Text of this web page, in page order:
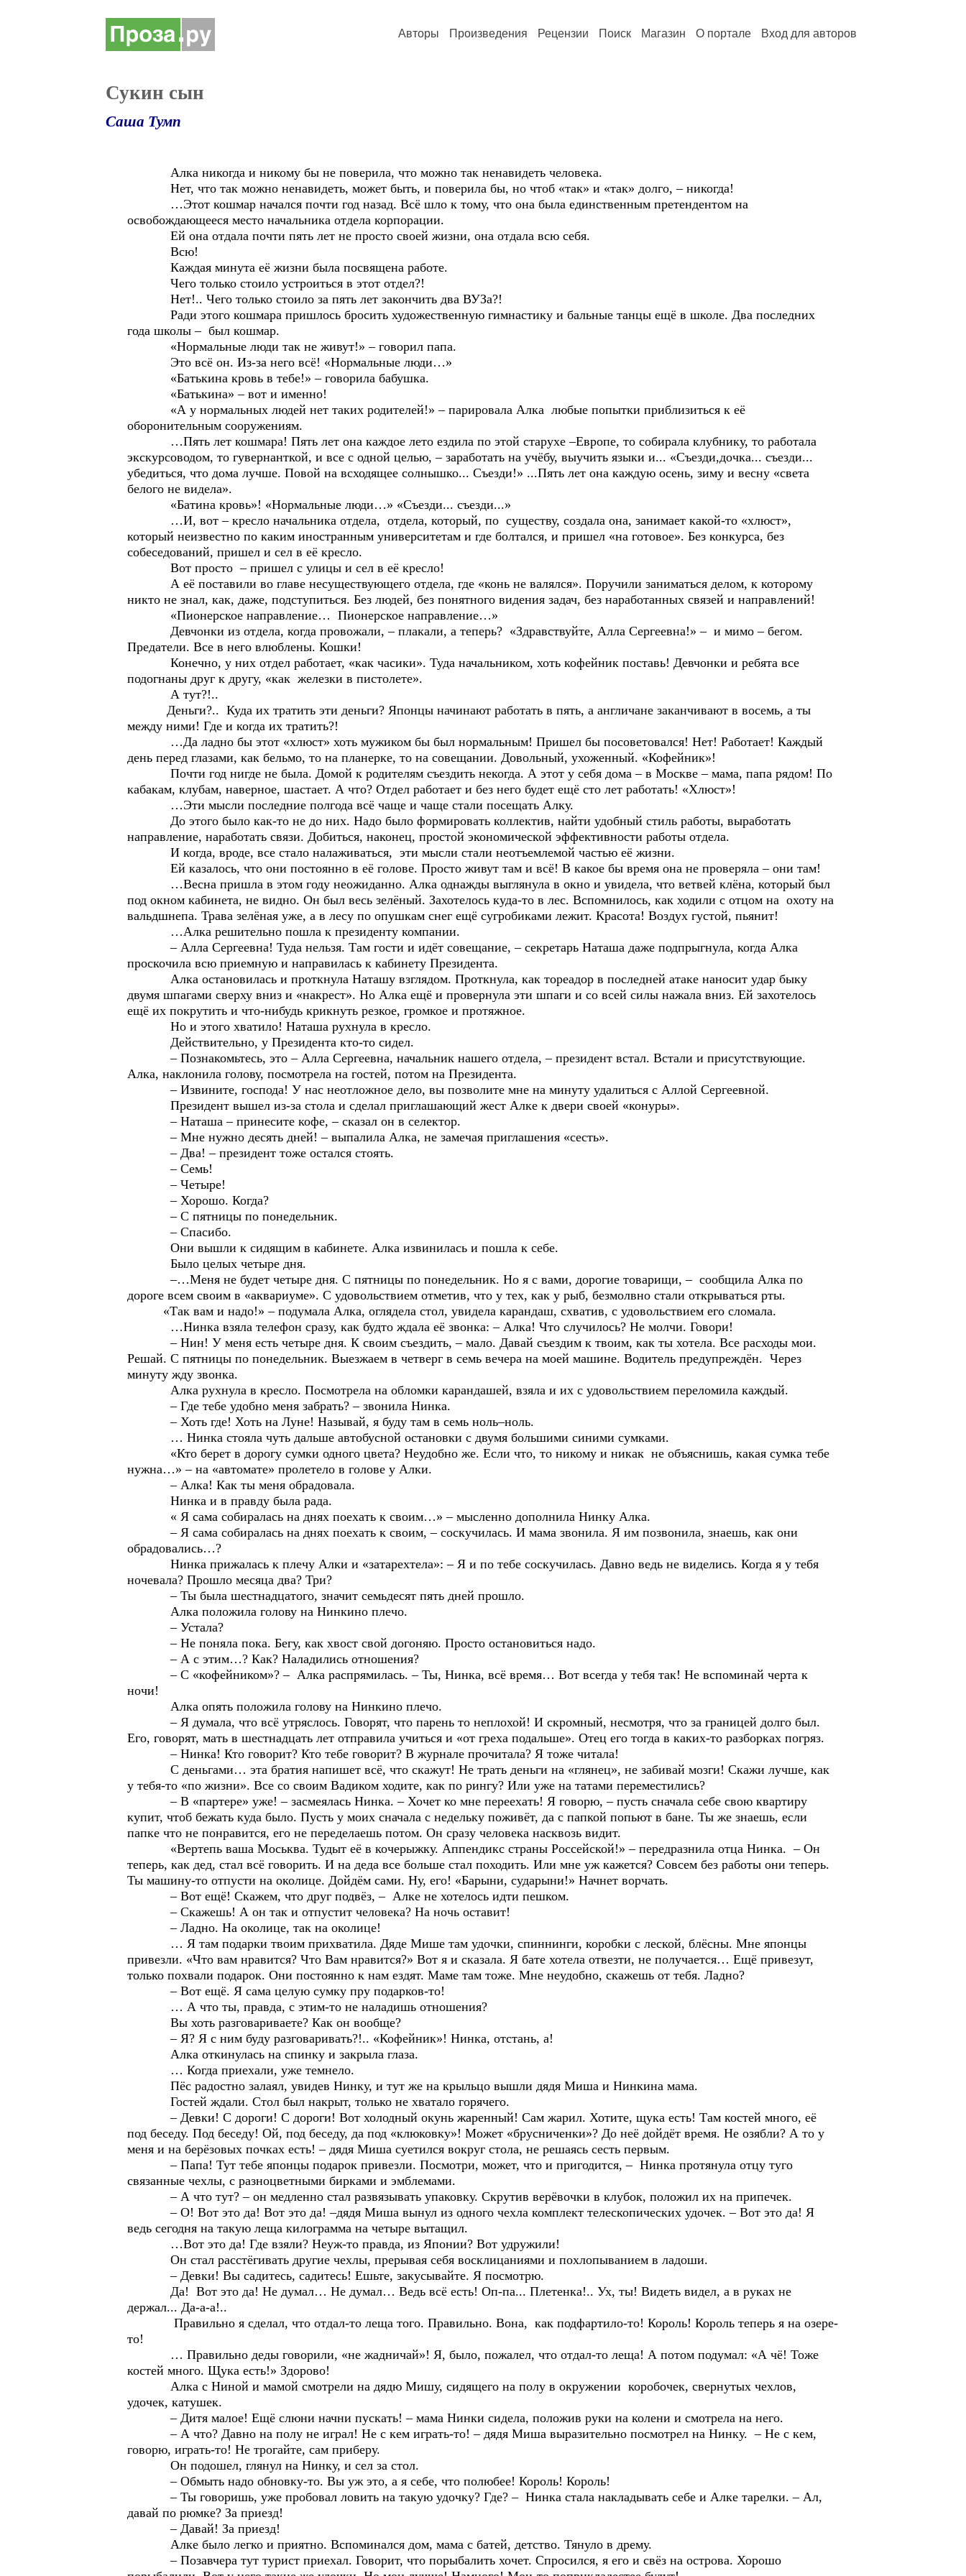
Авторы Произведения Рецензии Поиск Магазин О портале Вход для авторов
Сукин сын
Саша Тумп
Алка никогда и никому бы не поверила, что можно так ненавидеть человека.
Нет, что так можно ненавидеть, может быть, и поверила бы, но чтоб «так» и «так» долго, – никогда!
…Этот кошмар начался почти год назад. Всё шло к тому, что она была единственным претендентом на
освобождающееся место начальника отдела корпорации.
Ей она отдала почти пять лет не просто своей жизни, она отдала всю себя.
Всю!
Каждая минута её жизни была посвящена работе.
Чего только стоило устроиться в этот отдел?!
Нет!.. Чего только стоило за пять лет закончить два ВУЗа?!
Ради этого кошмара пришлось бросить художественную гимнастику и бальные танцы ещё в школе. Два последних
года школы – был кошмар.
«Нормальные люди так не живут!» – говорил папа.
Это всё он. Из-за него всё! «Нормальные люди…»
«Батькина кровь в тебе!» – говорила бабушка.
«Батькина» – вот и именно!
«А у нормальных людей нет таких родителей!» – парировала Алка любые попытки приблизиться к её
оборонительным сооружениям.
…Пять лет кошмара! Пять лет она каждое лето ездила по этой старухе –Европе, то собирала клубнику, то работала
экскурсоводом, то гувернанткой, и все с одной целью, – заработать на учёбу, выучить языки и... «Съезди,дочка... съезди...
убедиться, что дома лучше. Повой на всходящее солнышко... Съезди!» ...Пять лет она каждую осень, зиму и весну «света
белого не видела».
«Батина кровь»! «Нормальные люди…» «Съезди... съезди...»
…И, вот – кресло начальника отдела, отдела, который, по существу, создала она, занимает какой-то «хлюст»,
который неизвестно по каким иностранным университетам и где болтался, и пришел «на готовое». Без конкурса, без
собеседований, пришел и сел в её кресло.
Вот просто – пришел с улицы и сел в её кресло!
А её поставили во главе несуществующего отдела, где «конь не валялся». Поручили заниматься делом, к которому
никто не знал, как, даже, подступиться. Без людей, без понятного видения задач, без наработанных связей и направлений!
«Пионерское направление… Пионерское направление…»
Девчонки из отдела, когда провожали, – плакали, а теперь? «Здравствуйте, Алла Сергеевна!» – и мимо – бегом.
Предатели. Все в него влюблены. Кошки!
Конечно, у них отдел работает, «как часики». Туда начальником, хоть кофейник поставь! Девчонки и ребята все
подогнаны друг к другу, «как железки в пистолете».
А тут?!..
Деньги?.. Куда их тратить эти деньги? Японцы начинают работать в пять, а англичане заканчивают в восемь, а ты
между ними! Где и когда их тратить?!
…Да ладно бы этот «хлюст» хоть мужиком бы был нормальным! Пришел бы посоветовался! Нет! Работает! Каждый
день перед глазами, как бельмо, то на планерке, то на совещании. Довольный, ухоженный. «Кофейник»!
Почти год нигде не была. Домой к родителям съездить некогда. А этот у себя дома – в Москве – мама, папа рядом! По
кабакам, клубам, наверное, шастает. А что? Отдел работает и без него будет ещё сто лет работать! «Хлюст»!
…Эти мысли последние полгода всё чаще и чаще стали посещать Алку.
До этого было как-то не до них. Надо было формировать коллектив, найти удобный стиль работы, выработать
направление, наработать связи. Добиться, наконец, простой экономической эффективности работы отдела.
И когда, вроде, все стало налаживаться, эти мысли стали неотъемлемой частью её жизни.
Ей казалось, что они постоянно в её голове. Просто живут там и всё! В какое бы время она не проверяла – они там!
…Весна пришла в этом году неожиданно. Алка однажды выглянула в окно и увидела, что ветвей клёна, который был
под окном кабинета, не видно. Он был весь зелёный. Захотелось куда-то в лес. Вспомнилось, как ходили с отцом на охоту на
вальдшнепа. Трава зелёная уже, а в лесу по опушкам снег ещё сугробиками лежит. Красота! Воздух густой, пьянит!
…Алка решительно пошла к президенту компании.
– Алла Сергеевна! Туда нельзя. Там гости и идёт совещание, – секретарь Наташа даже подпрыгнула, когда Алка
проскочила всю приемную и направилась к кабинету Президента.
Алка остановилась и проткнула Наташу взглядом. Проткнула, как тореадор в последней атаке наносит удар быку
двумя шпагами сверху вниз и «накрест». Но Алка ещё и провернула эти шпаги и со всей силы нажала вниз. Ей захотелось
ещё их покрутить и что-нибудь крикнуть резкое, громкое и протяжное.
Но и этого хватило! Наташа рухнула в кресло.
Действительно, у Президента кто-то сидел.
– Познакомьтесь, это – Алла Сергеевна, начальник нашего отдела, – президент встал. Встали и присутствующие.
Алка, наклонила голову, посмотрела на гостей, потом на Президента.
– Извините, господа! У нас неотложное дело, вы позволите мне на минуту удалиться с Аллой Сергеевной.
Президент вышел из-за стола и сделал приглашающий жест Алке к двери своей «конуры».
– Наташа – принесите кофе, – сказал он в селектор.
– Мне нужно десять дней! – выпалила Алка, не замечая приглашения «сесть».
– Два! – президент тоже остался стоять.
– Семь!
– Четыре!
– Хорошо. Когда?
– С пятницы по понедельник.
– Спасибо.
Они вышли к сидящим в кабинете. Алка извинилась и пошла к себе.
Было целых четыре дня.
–…Меня не будет четыре дня. С пятницы по понедельник. Но я с вами, дорогие товарищи, – сообщила Алка по
дороге всем своим в «аквариуме». С удовольствием отметив, что у тех, как у рыб, безмолвно стали открываться рты.
«Так вам и надо!» – подумала Алка, оглядела стол, увидела карандаш, схватив, с удовольствием его сломала.
…Нинка взяла телефон сразу, как будто ждала её звонка: – Алка! Что случилось? Не молчи. Говори!
– Нин! У меня есть четыре дня. К своим съездить, – мало. Давай съездим к твоим, как ты хотела. Все расходы мои.
Решай. С пятницы по понедельник. Выезжаем в четверг в семь вечера на моей машине. Водитель предупреждён. Через
минуту жду звонка.
Алка рухнула в кресло. Посмотрела на обломки карандашей, взяла и их с удовольствием переломила каждый.
– Где тебе удобно меня забрать? – звонила Нинка.
– Хоть где! Хоть на Луне! Называй, я буду там в семь ноль–ноль.
… Нинка стояла чуть дальше автобусной остановки с двумя большими синими сумками.
«Кто берет в дорогу сумки одного цвета? Неудобно же. Если что, то никому и никак не объяснишь, какая сумка тебе
нужна…» – на «автомате» пролетело в голове у Алки.
– Алка! Как ты меня обрадовала.
Нинка и в правду была рада.
« Я сама собиралась на днях поехать к своим…» – мысленно дополнила Нинку Алка.
– Я сама собиралась на днях поехать к своим, – соскучилась. И мама звонила. Я им позвонила, знаешь, как они
обрадовались…?
Нинка прижалась к плечу Алки и «затарехтела»: – Я и по тебе соскучилась. Давно ведь не виделись. Когда я у тебя
ночевала? Прошло месяца два? Три?
– Ты была шестнадцатого, значит семьдесят пять дней прошло.
Алка положила голову на Нинкино плечо.
– Устала?
– Не поняла пока. Бегу, как хвост свой догоняю. Просто остановиться надо.
– А с этим…? Как? Наладились отношения?
– С «кофейником»? – Алка распрямилась. – Ты, Нинка, всё время… Вот всегда у тебя так! Не вспоминай черта к
ночи!
Алка опять положила голову на Нинкино плечо.
– Я думала, что всё утряслось. Говорят, что парень то неплохой! И скромный, несмотря, что за границей долго был.
Его, говорят, мать в шестнадцать лет отправила учиться и «от греха подальше». Отец его тогда в каких-то разборках погряз.
– Нинка! Кто говорит? Кто тебе говорит? В журнале прочитала? Я тоже читала!
С деньгами… эта братия напишет всё, что скажут! Не трать деньги на «глянец», не забивай мозги! Скажи лучше, как
у тебя-то «по жизни». Все со своим Вадиком ходите, как по рингу? Или уже на татами переместились?
– В «партере» уже! – засмеялась Нинка. – Хочет ко мне переехать! Я говорю, – пусть сначала себе свою квартиру
купит, чтоб бежать куда было. Пусть у моих сначала с недельку поживёт, да с папкой попьют в бане. Ты же знаешь, если
папке что не понравится, его не переделаешь потом. Он сразу человека насквозь видит.
«Вертепь ваша Моськва. Тудыт её в кочерыжку. Аппендикс страны Россейской!» – передразнила отца Нинка. – Он
теперь, как дед, стал всё говорить. И на деда все больше стал походить. Или мне уж кажется? Совсем без работы они теперь.
Ты машину-то отпусти на околице. Дойдём сами. Ну, его! «Барыни, сударыни!» Начнет ворчать.
– Вот ещё! Скажем, что друг подвёз, – Алке не хотелось идти пешком.
– Скажешь! А он так и отпустит человека? На ночь оставит!
– Ладно. На околице, так на околице!
… Я там подарки твоим прихватила. Дяде Мише там удочки, спиннинги, коробки с леской, блёсны. Мне японцы
привезли. «Что вам нравится? Что Вам нравится?» Вот я и сказала. Я бате хотела отвезти, не получается… Ещё привезут,
только похвали подарок. Они постоянно к нам ездят. Маме там тоже. Мне неудобно, скажешь от тебя. Ладно?
– Вот ещё. Я сама целую сумку пру подарков-то!
… А что ты, правда, с этим-то не наладишь отношения?
Вы хоть разговариваете? Как он вообще?
– Я? Я с ним буду разговаривать?!.. «Кофейник»! Нинка, отстань, а!
Алка откинулась на спинку и закрыла глаза.
… Когда приехали, уже темнело.
Пёс радостно залаял, увидев Нинку, и тут же на крыльцо вышли дядя Миша и Нинкина мама.
Гостей ждали. Стол был накрыт, только не хватало горячего.
– Девки! С дороги! С дороги! Вот холодный окунь жаренный! Сам жарил. Хотите, щука есть! Там костей много, её
под беседу. Под беседу! Ой, под беседу, да под «клюковку»! Может «брусниченки»? До неё дойдёт время. Не озябли? А то у
меня и на берёзовых почках есть! – дядя Миша суетился вокруг стола, не решаясь сесть первым.
– Папа! Тут тебе японцы подарок привезли. Посмотри, может, что и пригодится, – Нинка протянула отцу туго
связанные чехлы, с разноцветными бирками и эмблемами.
– А что тут? – он медленно стал развязывать упаковку. Скрутив верёвочки в клубок, положил их на припечек.
– О! Вот это да! Вот это да! –дядя Миша вынул из одного чехла комплект телескопических удочек. – Вот это да! Я
ведь сегодня на такую леща килограмма на четыре вытащил.
…Вот это да! Где взяли? Неуж-то правда, из Японии? Вот удружили!
Он стал расстёгивать другие чехлы, прерывая себя восклицаниями и похлопыванием в ладоши.
– Девки! Вы садитесь, садитесь! Ешьте, закусывайте. Я посмотрю.
Да! Вот это да! Не думал… Не думал… Ведь всё есть! Оп-па... Плетенка!.. Ух, ты! Видеть видел, а в руках не
держал... Да-а-а!..
Правильно я сделал, что отдал-то леща того. Правильно. Вона, как подфартило-то! Король! Король теперь я на озере-
то!
… Правильно деды говорили, «не жадничай»! Я, было, пожалел, что отдал-то леща! А потом подумал: «А чё! Тоже
костей много. Щука есть!» Здорово!
Алка с Ниной и мамой смотрели на дядю Мишу, сидящего на полу в окружении коробочек, свернутых чехлов,
удочек, катушек.
– Дитя малое! Ещё слюни начни пускать! – мама Нинки сидела, положив руки на колени и смотрела на него.
– А что? Давно на полу не играл! Не с кем играть-то! – дядя Миша выразительно посмотрел на Нинку. – Не с кем,
говорю, играть-то! Не трогайте, сам приберу.
Он подошел, глянул на Нинку, и сел за стол.
– Обмыть надо обновку-то. Вы уж это, а я себе, что полюбее! Король! Король!
– Ты говоришь, уже пробовал ловить на такую удочку? Где? – Нинка стала накладывать себе и Алке тарелки. – Ал,
давай по рюмке? За приезд!
– Давай! За приезд!
Алке было легко и приятно. Вспоминался дом, мама с батей, детство. Тянуло в дрему.
– Позавчера тут турист приехал. Говорит, что порыбалить хочет. Спросился, я его и свёз на острова. Хорошо